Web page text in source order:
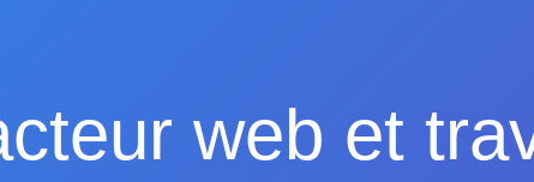
web et